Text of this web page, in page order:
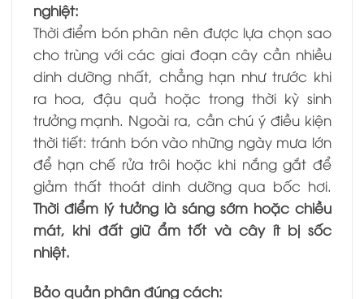
nghiệt:
Thời điểm bón phân nên được lựa chọn sao
cho trùng với các giai đoạn cây cần nhiều
dinh dưỡng nhất, chẳng hạn như trước khi
ra hoa, đậu quả hoặc trong thời kỳ sinh
trưởng mạnh. Ngoài ra, cần chú ý điều kiện
thời tiết: tránh bón vào những ngày mưa lớn
để hạn chế rửa trôi hoặc khi nắng gắt để
giảm thất thoát dinh dưỡng qua bốc hơi.
Thời điểm lý tưởng là sáng sớm hoặc chiều
mát, khi đất giữ ẩm tốt và cây ít bị sốc
nhiệt.
Bảo quản phân đúng cách: